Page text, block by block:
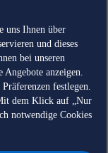
uns Ihnen über
und dieses
bei unseren
anzeigen.
festlegen.
dem Klick auf „Nur
notwendige Cookies